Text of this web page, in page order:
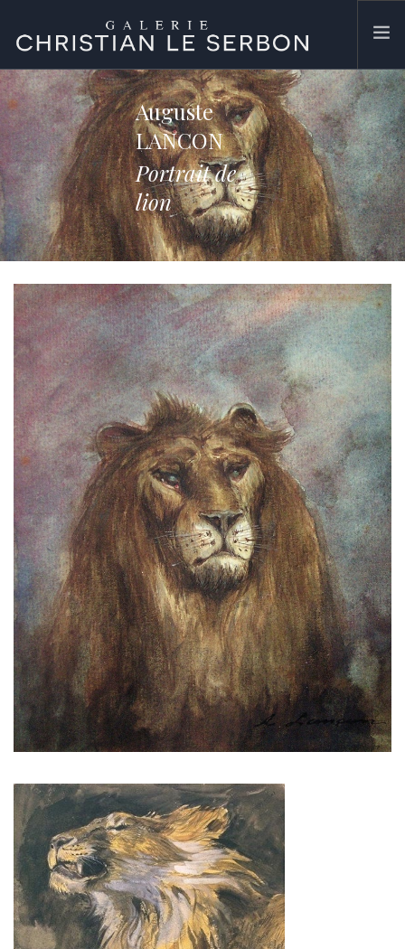
ACCUEIL
ŒUVRES
GALERIE
CONTACT
SEARCH SITE
Auguste
LANCON
Portrait de
lion